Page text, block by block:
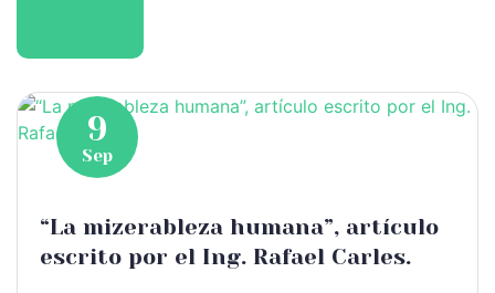
9
Sep
“La mizerableza humana”, artículo
escrito por el Ing. Rafael Carles.